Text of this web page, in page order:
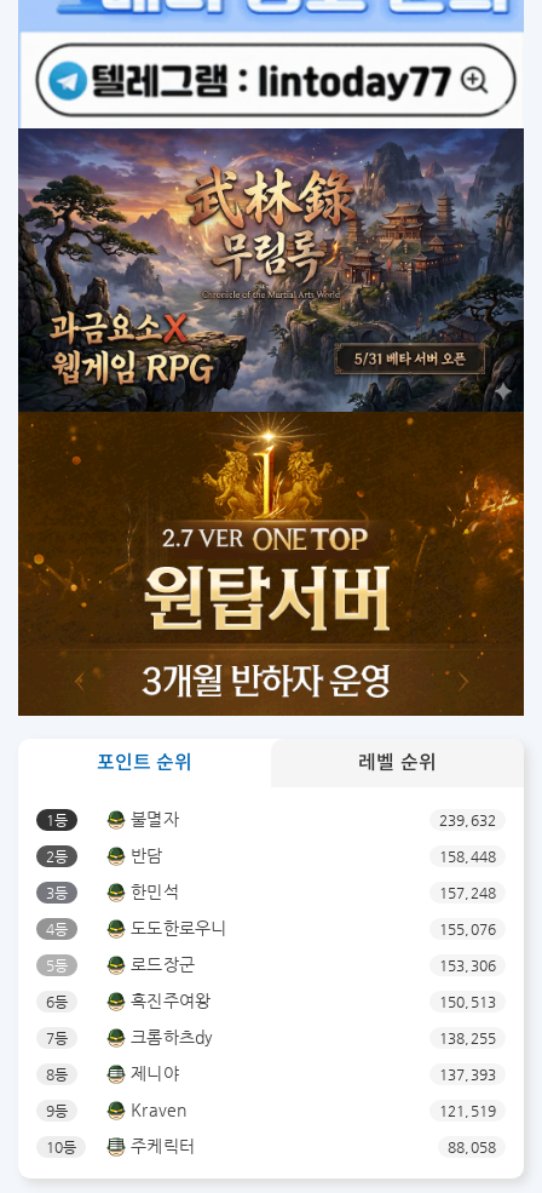
포인트 순위 레벨 순위
1등 불멸자 239,632
2등 반담 158,448
3등 한민석 157,248
4등 도도한로우니 155,076
5등 로드장군 153,306
6등 흑진주여왕 150,513
7등 크롬하츠dy 138,255
8등 제니야 137,393
9등 Kraven 121,519
10등 주케릭터 88,058